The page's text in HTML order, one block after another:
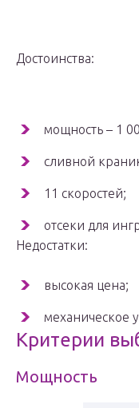
Достоинства:
мощность – 1
сливной
11 скоростей;
отсеки для
Недостатки:
высокая цена;
механическое
Критерии
Мощность